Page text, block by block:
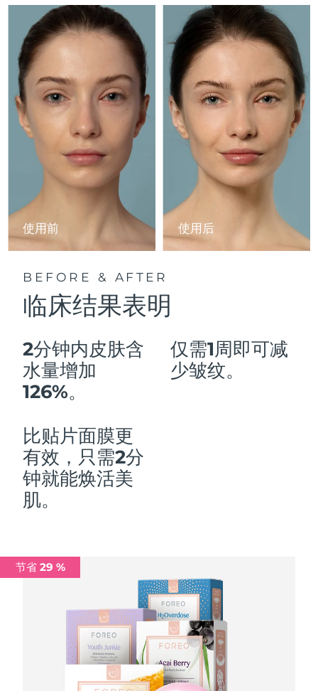
使用前 使用后
BEFORE & AFTER
临床结果表明
2分钟内皮肤含
水量增加
126%。
仅需1周即可减
少皱纹。
比贴片面膜更
有效，只需2分
钟就能焕活美
肌。
节省 29 %
ESPADA™ 设备
All acne treatment devices
眼部护理设备
All revitalizing eye massagers
KIWI™ 皮肤护理
Advanced pore care essentials
LUNA™ Dual-Peptide Scalp
Serum
For healthy hair
issa™ Teeth Whitening Gel
护肤品 男士
全部购买
FOREO APP
关于我们
马恩岛 预计送达日期 8/10/26
以色列 预计送达日期 8/12/26
意大利 预计送达日期8/8/26
日本 8/11/26
泽西岛 预计送达日期8/13/26
哈萨克斯坦 预计送达日期
科威特 预计送达日期 8/8/26
卢森堡 预计送达日期8/8/26
中国澳门特别行政区
马来西亚
马耳他
墨西哥
荷兰
预计送达日期
预计送达日期
预计送达日期